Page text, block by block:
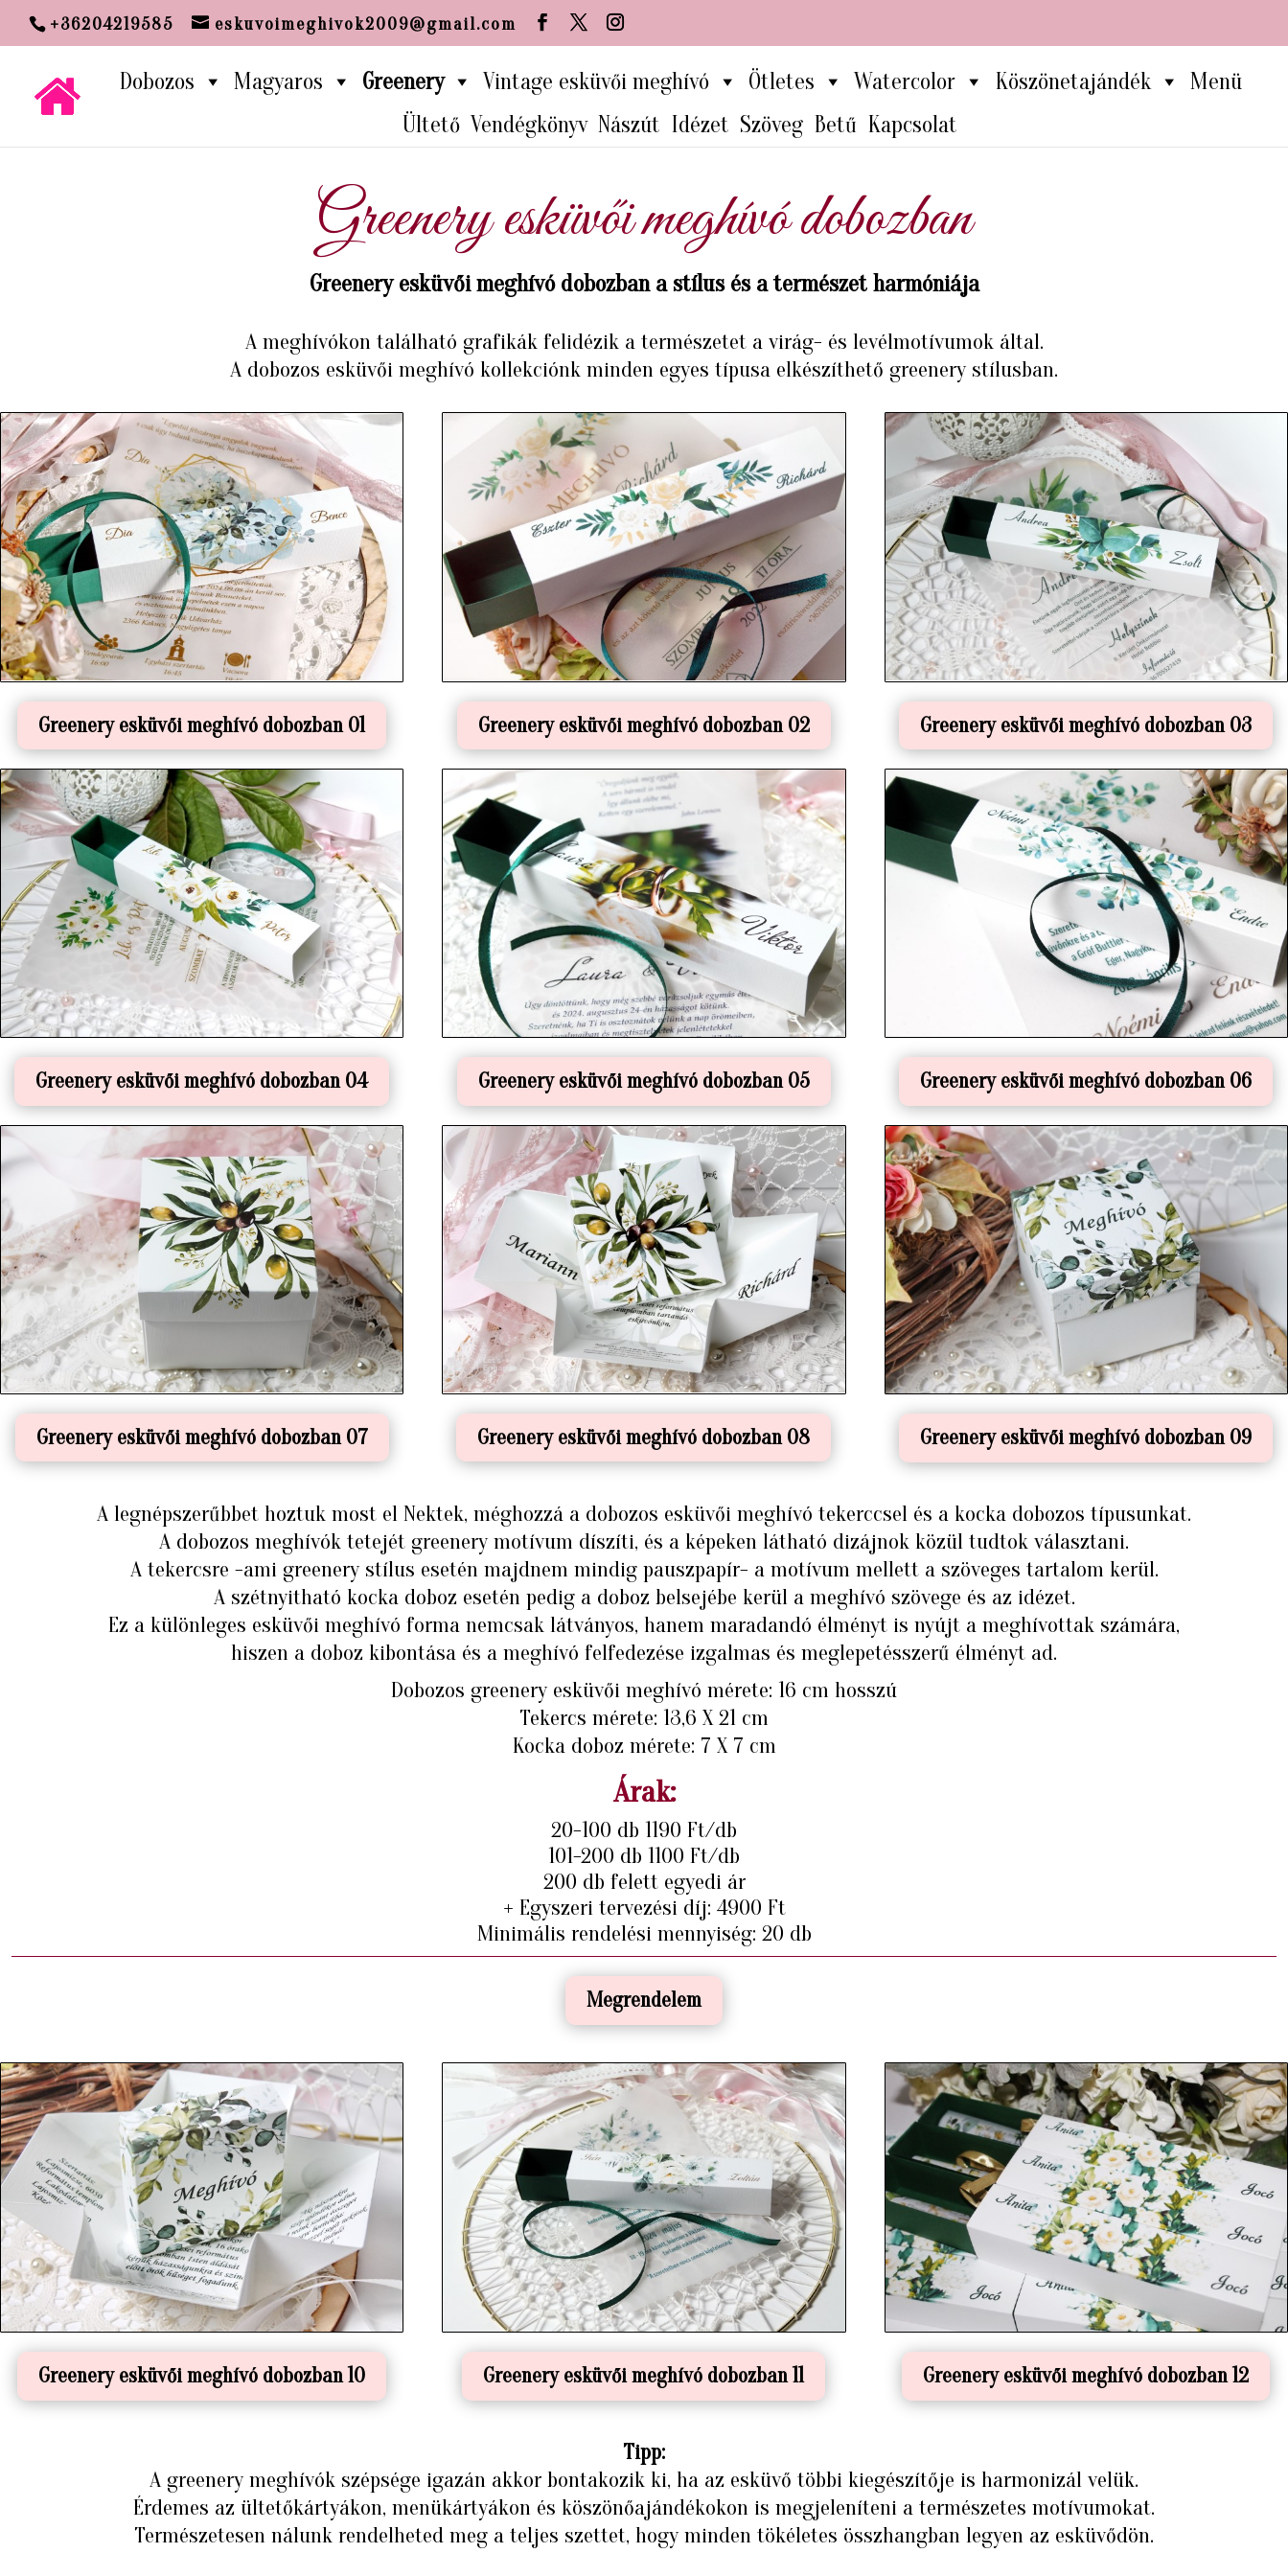
google-site-verification: google00c6300f6013a60e.html
+36204219585 eskuvoimeghivok2009@gmail.com
Dobozos Magyaros Greenery Vintage esküvői meghívó Ötletes Watercolor Köszönetajándék
Menü
Ültető Vendégkönyv Nászút Idézet Szöveg Betű Kapcsolat
Greenery esküvői meghívó dobozban
Greenery esküvői meghívó dobozban a stílus és a természet harmóniája
A meghívókon található grafikák felidézik a természetet a virág- és levélmotívumok által.
A dobozos esküvői meghívó kollekciónk minden egyes típusa elkészíthető greenery stílusban.
Greenery esküvői meghívó dobozban 01 Greenery esküvői meghívó dobozban 02 Greenery esküvői meghívó dobozban 03
Greenery esküvői meghívó dobozban 04 Greenery esküvői meghívó dobozban 05 Greenery esküvői meghívó dobozban 06
Greenery esküvői meghívó dobozban 07 Greenery esküvői meghívó dobozban 08 Greenery esküvői meghívó dobozban 09
A legnépszerűbbet hoztuk most el Nektek, méghozzá a dobozos esküvői meghívó tekerccsel és a kocka dobozos típusunkat.
A dobozos meghívók tetejét greenery motívum díszíti, és a képeken látható dizájnok közül tudtok választani.
A tekercsre -ami greenery stílus esetén majdnem mindig pauszpapír- a motívum mellett a szöveges tartalom kerül.
A szétnyitható kocka doboz esetén pedig a doboz belsejébe kerül a meghívó szövege és az idézet.
Ez a különleges esküvői meghívó forma nemcsak látványos, hanem maradandó élményt is nyújt a meghívottak számára,
hiszen a doboz kibontása és a meghívó felfedezése izgalmas és meglepetésszerű élményt ad.
Dobozos greenery esküvői meghívó mérete: 16 cm hosszú
Tekercs mérete: 13,6 X 21 cm
Kocka doboz mérete: 7 X 7 cm
Árak:
20-100 db 1190 Ft/db
101-200 db 1100 Ft/db
200 db felett egyedi ár
+ Egyszeri tervezési díj: 4900 Ft
Minimális rendelési mennyiség: 20 db
Megrendelem
Greenery esküvői meghívó dobozban 10 Greenery esküvői meghívó dobozban 11 Greenery esküvői meghívó dobozban 12
Tipp:
A greenery meghívók szépsége igazán akkor bontakozik ki, ha az esküvő többi kiegészítője is harmonizál velük.
Érdemes az ültetőkártyákon, menükártyákon és köszönőajándékokon is megjeleníteni a természetes motívumokat.
Természetesen nálunk rendelheted meg a teljes szettet, hogy minden tökéletes összhangban legyen az esküvődön.